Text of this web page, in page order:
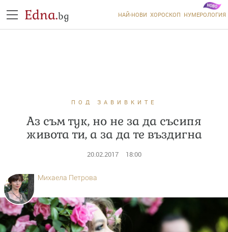
Edna.bg НАЙ-НОВИ ХОРОСКОП НУМЕРОЛОГИЯ
ПОД ЗАВИВКИТЕ
Аз съм тук, но не за да съсипя
живота ти, а за да те въздигна
20.02.2017 18:00
Михаела Петрова